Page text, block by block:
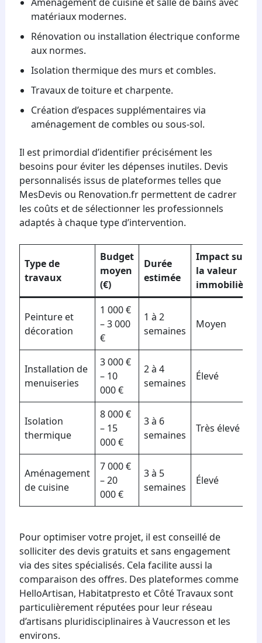
matériaux modernes.
Rénovation ou installation électrique conforme
aux normes.
Isolation thermique des murs et combles.
Travaux de toiture et charpente.
Création d’espaces supplémentaires via
aménagement de combles ou sous-sol.
Il est primordial d’identifier précisément les
besoins pour éviter les dépenses inutiles. Devis
personnalisés issus de plateformes telles que
MesDevis ou Renovation.fr permettent de cadrer
les coûts et de sélectionner les professionnels
adaptés à chaque type d’intervention.
Type de
travaux
Budget
moyen
(€)
Durée
estimée
Impact sur
la valeur
immobilière
Peinture et
décoration
1 000 €
– 3 000
€
1 à 2
semaines
Moyen
Installation de
menuiseries
3 000 €
– 10
000 €
2 à 4
semaines
Élevé
Isolation
thermique
8 000 €
– 15
000 €
3 à 6
semaines
Très élevé
Aménagement
de cuisine
7 000 €
– 20
000 €
3 à 5
semaines
Élevé
Pour optimiser votre projet, il est conseillé de
solliciter des devis gratuits et sans engagement
via des sites spécialisés. Cela facilite aussi la
comparaison des offres. Des plateformes comme
HelloArtisan, Habitatpresto et Côté Travaux sont
particulièrement réputées pour leur réseau
d’artisans pluridisciplinaires à Vaucresson et les
environs.